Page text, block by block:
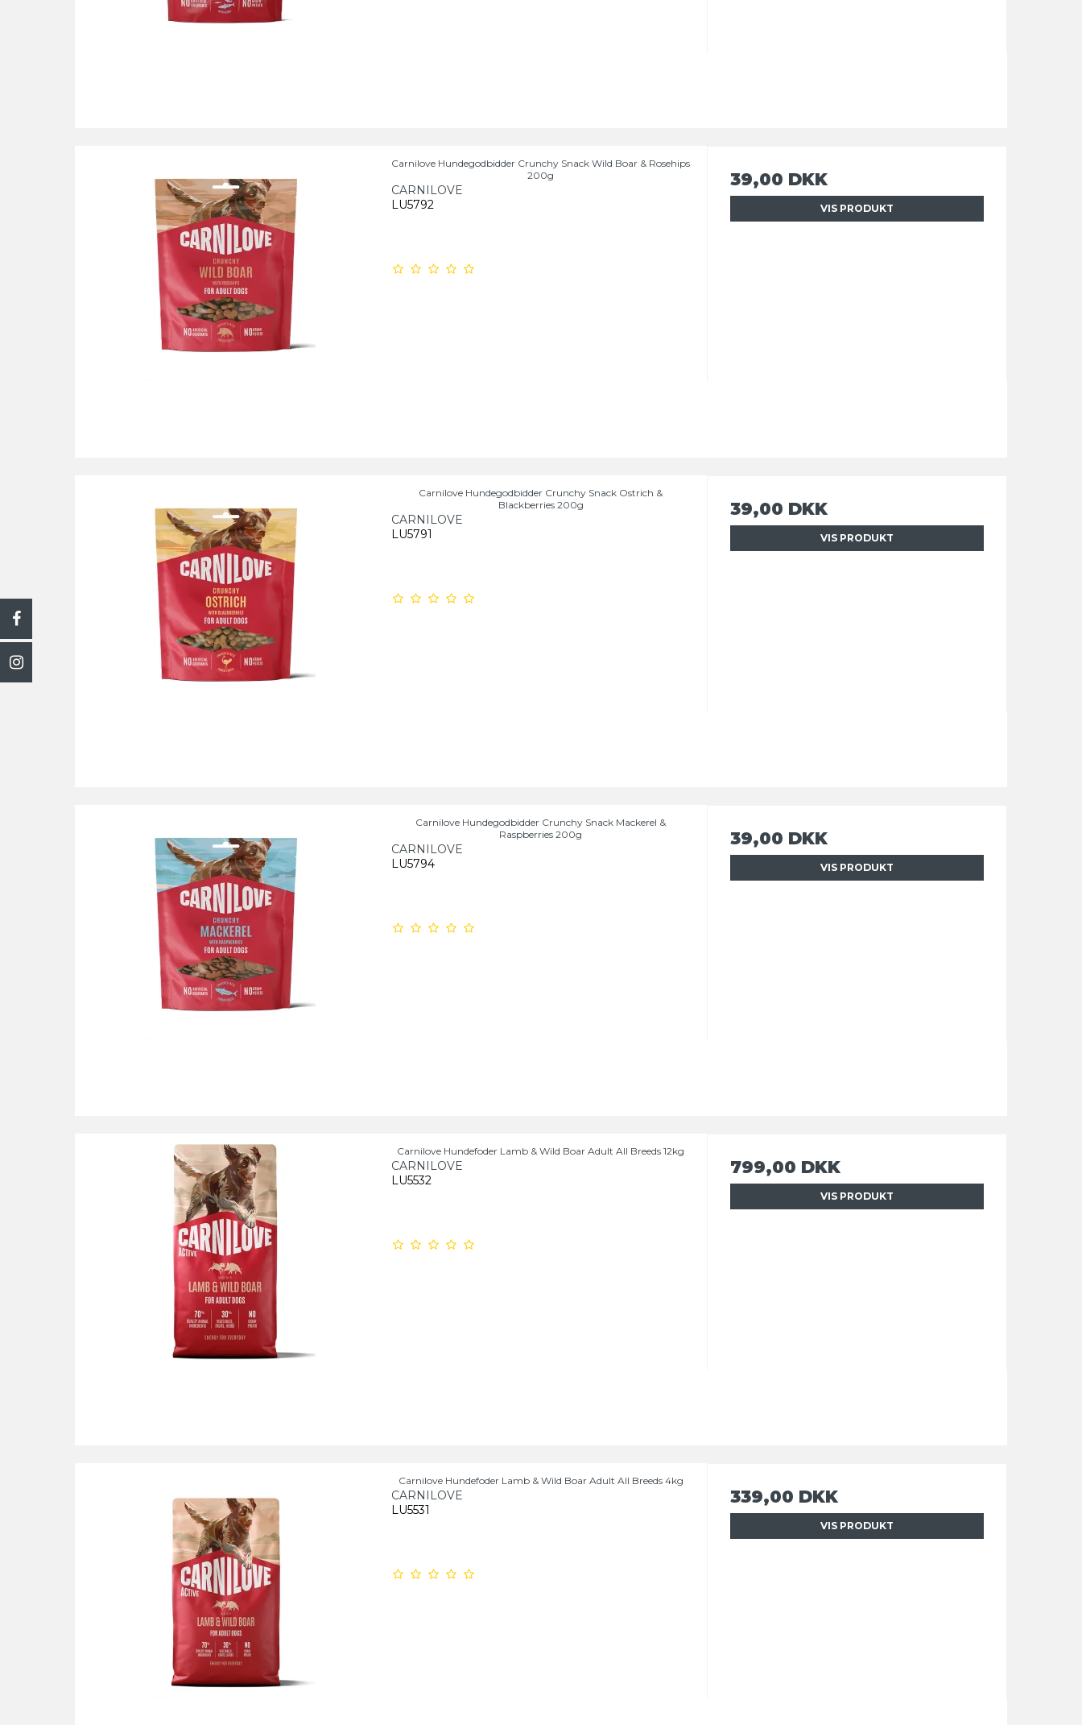
Carnilove Hundegodbidder Crunchy Snack Wild Boar & Rosehips
200g
CARNILOVE
LU5792
39,00 DKK
VIS PRODUKT
Carnilove Hundegodbidder Crunchy Snack Ostrich &
Blackberries 200g
CARNILOVE
LU5791
39,00 DKK
VIS PRODUKT
Carnilove Hundegodbidder Crunchy Snack Mackerel &
Raspberries 200g
CARNILOVE
LU5794
39,00 DKK
VIS PRODUKT
Carnilove Hundefoder Lamb & Wild Boar Adult All Breeds 12kg
CARNILOVE
LU5532
799,00 DKK
VIS PRODUKT
Carnilove Hundefoder Lamb & Wild Boar Adult All Breeds 4kg
CARNILOVE
LU5531
339,00 DKK
VIS PRODUKT